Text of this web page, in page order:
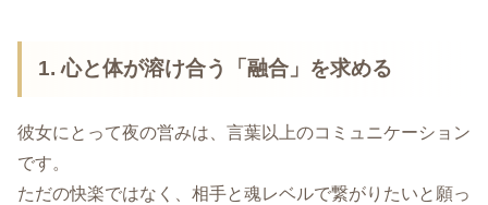
1. 心と体が溶け合う「融合」を求める
彼女にとって夜の営みは、言葉以上のコミュニケーション
です。
ただの快楽ではなく、相手と魂レベルで繋がりたいと願っ